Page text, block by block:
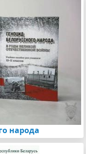
народа